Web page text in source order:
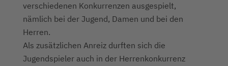
verschiedenen Konkurrenzen ausgespielt,
nämlich bei der Jugend, Damen und bei den
Herren.
Als zusätzlichen Anreiz durften sich die
Jugendspieler auch in der Herrenkonkurrenz